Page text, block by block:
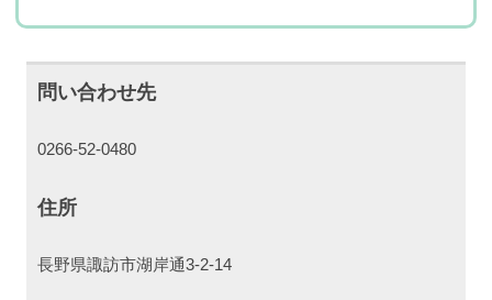
問い合わせ先
0266-52-0480
住所
長野県諏訪市湖岸通3-2-14